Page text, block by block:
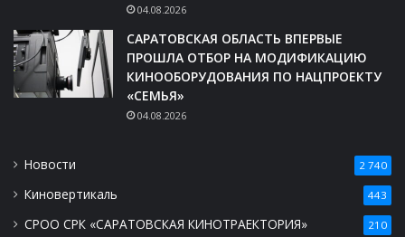
04.08.2026
САРАТОВСКАЯ ОБЛАСТЬ ВПЕРВЫЕ
ПРОШЛА ОТБОР НА МОДИФИКАЦИЮ
КИНООБОРУДОВАНИЯ ПО НАЦПРОЕКТУ
«СЕМЬЯ»
04.08.2026
Новости 2 740
Киновертикаль 443
СРОО СРК «САРАТОВСКАЯ КИНОТРАЕКТОРИЯ» 210